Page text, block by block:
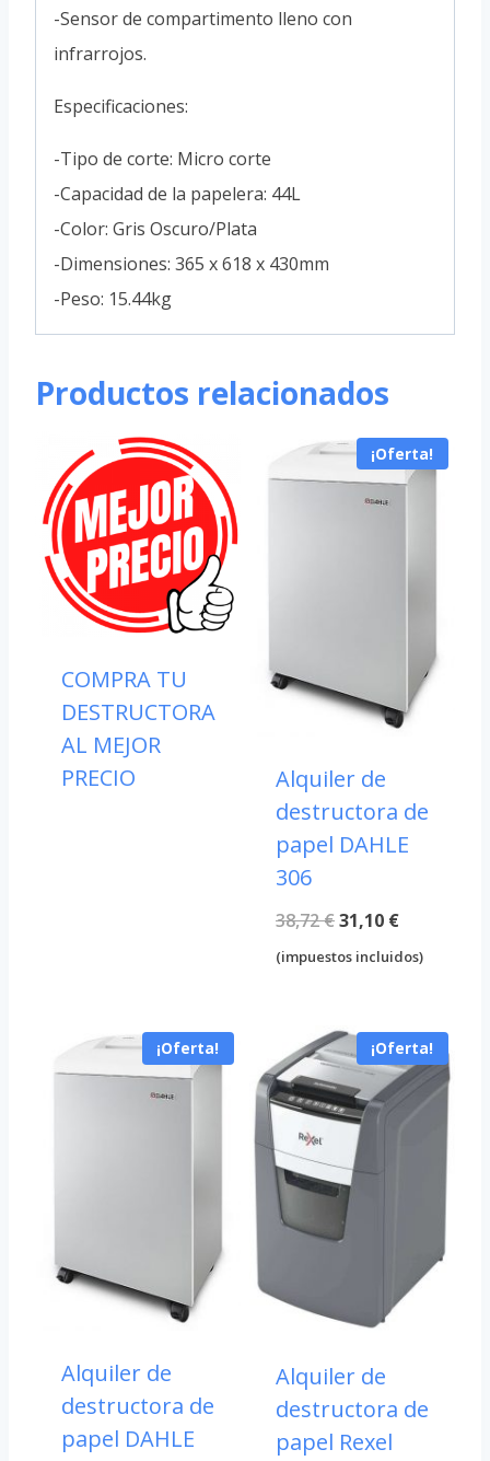
-Sensor de compartimento lleno con
infrarrojos.
Especificaciones:
-Tipo de corte: Micro corte
-Capacidad de la papelera: 44L
-Color: Gris Oscuro/Plata
-Dimensiones: 365 x 618 x 430mm
-Peso: 15.44kg
Productos relacionados
COMPRA TU
DESTRUCTORA
AL MEJOR
PRECIO
¡Oferta!
Alquiler de
destructora de
papel DAHLE
306
38,72€El
precio
era:
38,72 €.
31,10 €El
precio
31,10 €.
(impuestos incluidos)
¡Oferta!
Alquiler de
destructora de
papel DAHLE
¡Oferta!
Alquiler de
destructora de
papel Rexel